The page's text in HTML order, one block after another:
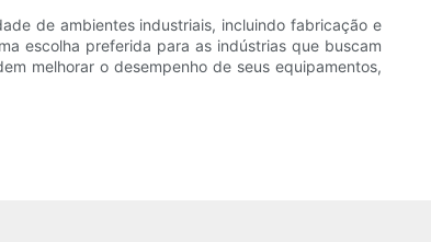
de ambientes industriais, incluindo fabricação e
escolha preferida para as indústrias que buscam
melhorar o desempenho de seus equipamentos,